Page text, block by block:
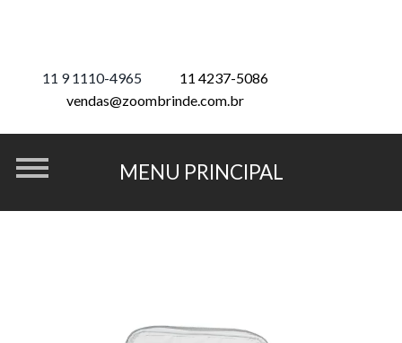
11 9 1110-4965
11 4237-5086
vendas@zoombrinde.com.br